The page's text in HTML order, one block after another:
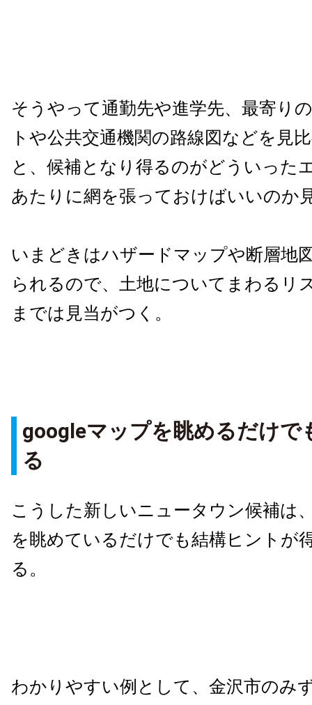
そうやって通勤先や進学先、最寄り
トや公共交通機関の路線図などを見
と、候補となり得るのがどういった
あたりに網を張っておけばいいのか
いまどきはハザードマップや断層地
られるので、土地についてまわるリ
までは見当がつく。
googleマップを眺めるだけで
る
こうした新しいニュータウン候補は
を眺めているだけでも結構ヒントが
る。
わかりやすい例として、金沢市のみ